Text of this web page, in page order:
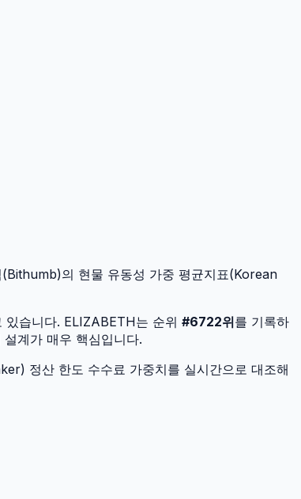
의 현물 유동성 가중 평균지표(Korean
있습니다. ELIZABETH는 순위 #6722위를 기록하
계가 매우 핵심입니다.
정산 한도 수수료 가중치를 실시간으로 대조해